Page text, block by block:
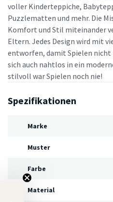
voller Kinderteppiche,
Puzzlematten und mehr. Die
Komfort und Stil miteinander
Eltern. Jedes Design wird mit
entworfen, damit Spielen nicht
sich auch nahtlos in ein
stilvoll war Spielen noch nie!
Spezifikationen
Marke
Muster
Farbe
Material